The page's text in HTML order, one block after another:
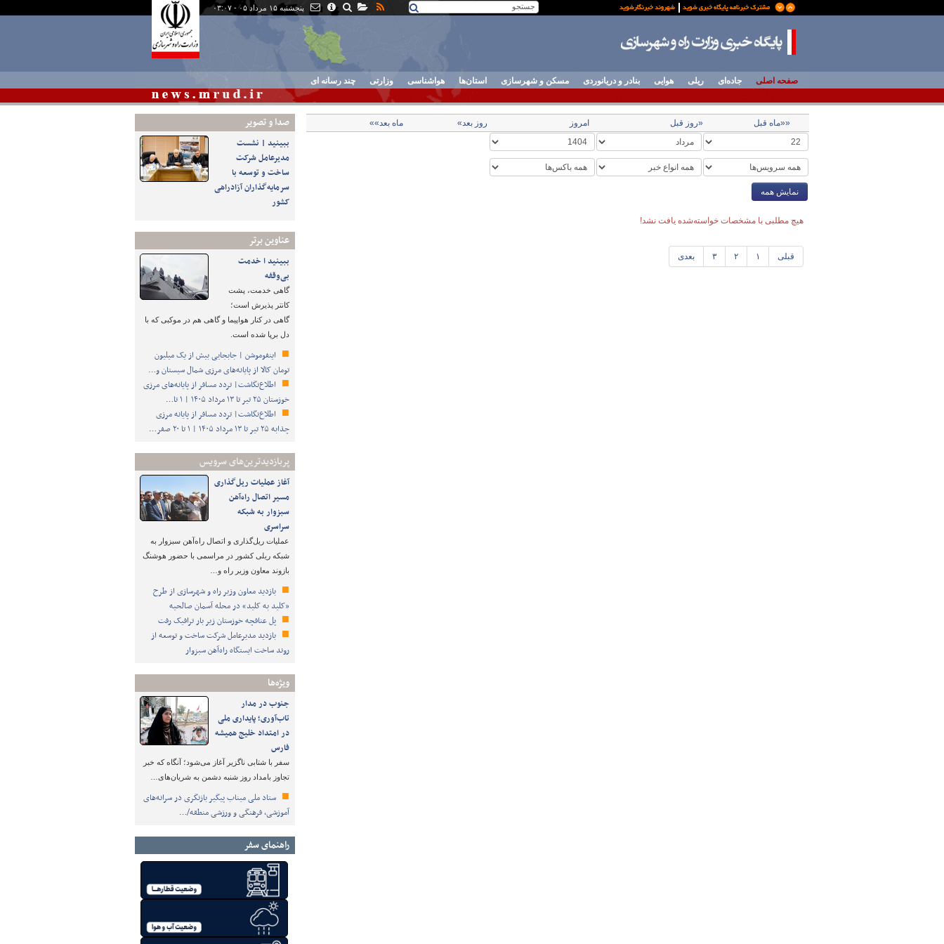
پنجشنبه ۱۵ مرداد ۰۵ - ۰۳:۰۷
صفحه اصلی جاده‌ای ریلی هوایی بنادر و دریانوردی مسکن و شهرسازی استان‌ها هواشناسی وزارتی چند رسانه ای
صدا و تصوير
ببینید | نشست
مدیرعامل شرکت
ساخت و توسعه با
سرمایه‌گذاران آزادراهی
کشور
عناوین برتر
ببینید ا خدمت
بی‌وقفه
گاهی خدمت، پشت
کانتر پذیرش است؛
گاهی در کنار هواپیما و گاهی هم در موکبی که با
دل برپا شده است.
اینفوموشن | جابجایی بیش از یک میلیون
تومان کالا از پایانه‌های مرزی شمال سیستان و…
اطلاع‌نگاشت| تردد مسافر از پایانه‌های مرزی
خوزستان ۲۵ تیر تا ۱۳ مرداد ۱۴۰۵ | ۱ تا…
اطلاع‌نگاشت| تردد مسافر از پایانه‌ مرزی
چذابه ۲۵ تیر تا ۱۳ مرداد ۱۴۰۵ | ۱ تا ۲۰ صفر…
پربازدیدترین‌های سرویس
آغاز عملیات ریل‌گذاری
مسیر اتصال راه‌آهن
سبزوار به شبکه
سراسری
عملیات ریل‌گذاری و اتصال راه‌آهن سبزوار به
شبکه ریلی کشور در مراسمی با حضور هوشنگ
بازوند معاون وزیر راه و…
بازدید معاون وزیر راه و شهرسازی از طرح
«کلید به کلید» در محله آسمان صالحیه
پل عنافچه خوزستان زیر بار ترافیک رفت
بازدید مدیرعامل شرکت ساخت و توسعه از
روند ساخت ایستگاه راه‌آهن سبزوار
ویژه‌ها
جنوب در مدار
تاب‌آوری؛ پایداری ملی
در امتداد خلیج همیشه
فارس
سفر با شتابی ناگزیر آغاز می‌شود؛ آنگاه که خبر
تجاوز بامداد روز شنبه دشمن به شریان‌های…
ستاد ملی میناب پیگیر بازنگری در سرانه‌های
آموزشی، فرهنگی و ورزشی منطقه/…
راهنمای سفر
««ماه قبل «روز قبل امروز روز بعد» ماه بعد»»
نمایش همه
هیچ مطلبی با مشخصات خواسته‌شده یافت نشد!
قبلی ۱ ۲ ۳ بعدی